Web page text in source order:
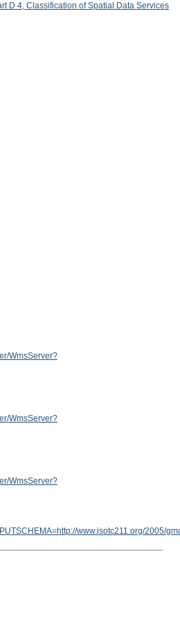
D 4, Classification of Spatial Data Services
WmsServer?
WmsServer?
WmsServer?
www.isotc211.org/2005/